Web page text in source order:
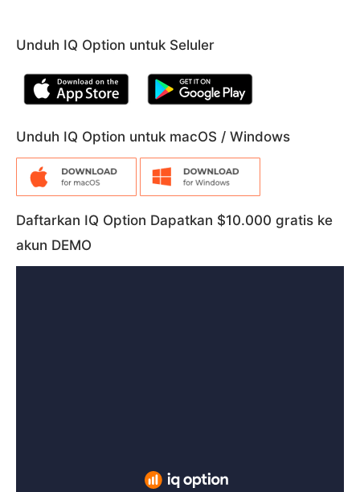
Unduh IQ Option untuk Seluler
Unduh IQ Option untuk macOS / Windows
Daftarkan IQ Option Dapatkan $10.000 gratis ke
akun DEMO